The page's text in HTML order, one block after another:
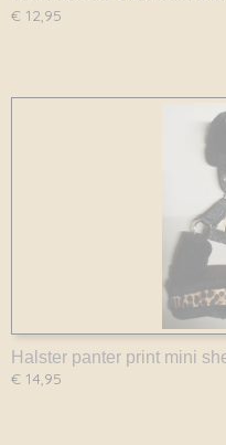
€ 12,95
Halster panter print mini
€ 14,95